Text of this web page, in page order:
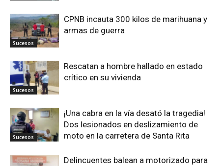
Sucesos
CPNB incauta 300 kilos de marihuana y
armas de guerra
Sucesos
Rescatan a hombre hallado en estado
crítico en su vivienda
Sucesos
¡Una cabra en la vía desató la tragedia!
Dos lesionados en deslizamiento de
moto en la carretera de Santa Rita
Delincuentes balean a motorizado para